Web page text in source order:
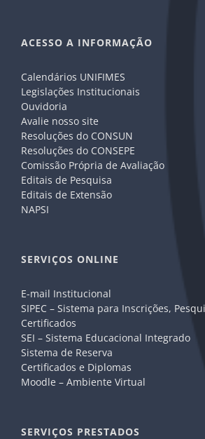
ACESSO A INFORMAÇÃO
Calendários UNIFIMES
Legislações Institucionais
Ouvidoria
Avalie nosso site
Resoluções do CONSUN
Resoluções do CONSEPE
Comissão Própria de Avaliação
Editais de Pesquisa
Editais de Extensão
NAPSI
SERVIÇOS ONLINE
E-mail Institucional
SIPEC – Sistema para Inscrições,
Certificados
SEI – Sistema Educacional Integrado
Sistema de Reserva
Certificados e Diplomas
Moodle – Ambiente Virtual
SERVIÇOS PRESTADOS